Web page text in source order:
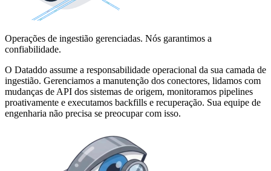
Operações de ingestião gerenciadas. Nós garantimos a
confiabilidade.
O Dataddo assume a responsabilidade operacional da sua camada de
ingestião. Gerenciamos a manutenção dos conectores, lidamos com
mudanças de API dos sistemas de origem, monitoramos pipelines
proativamente e executamos backfills e recuperação. Sua equipe de
engenharia não precisa se preocupar com isso.